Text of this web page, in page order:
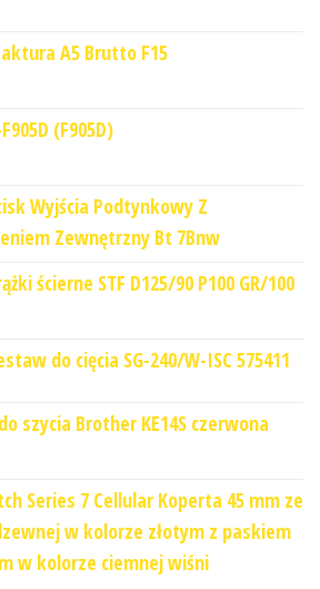
A5 Brutto F15
(F905D)
Wyjścia Podtynkowy Z
Zewnętrzny Bt 7Bnw
ścierne STF D125/90 P100 GR/100
do cięcia SG-240/W-ISC 575411
szycia Brother KE14S czerwona
Series 7 Cellular Koperta 45 mm ze
w kolorze złotym z paskiem
w kolorze ciemnej wiśni